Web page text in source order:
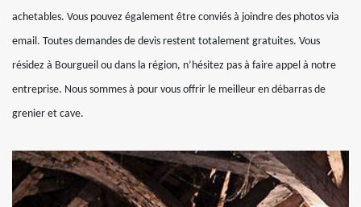
achetables. Vous pouvez également être conviés à joindre des photos via
email. Toutes demandes de devis restent totalement gratuites. Vous
résidez à Bourgueil ou dans la région, n’hésitez pas à faire appel à notre
entreprise. Nous sommes à pour vous offrir le meilleur en débarras de
grenier et cave.